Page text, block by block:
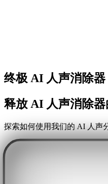
终极 AI 人声消除器
释放 AI 人声消除
探索如何使用我们的 AI 人声